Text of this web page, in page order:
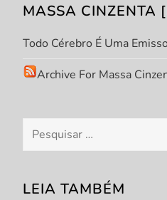
d
e
P
o
s
t
MASSA CINZENTA
Todo Cérebro É Uma
Archive For Massa
Pesquisar
por:
LEIA TAMBÉM